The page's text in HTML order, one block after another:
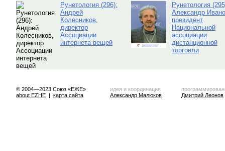
Рунетология (296):
Андрей
Колесников,
директор
Ассоциации
интернета вещей
Рунетология
Александр
президент
Национальной
ассоциации
дистанционной
торговли
© 2004—2023 Союз «ЕЖЕ»
about EZHE | карта сайта
идея и координация
Александр Малюков
Дмитрий Леонов